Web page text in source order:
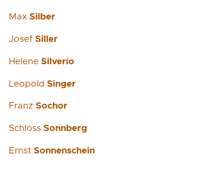
Max Silber
Josef Siller
Helene Silverio
Leopold Singer
Franz Sochor
Schloss Sonnberg
Ernst Sonnenschein